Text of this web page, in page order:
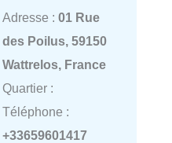
Adresse : 01 Rue
des Poilus, 59150
Wattrelos, France
Quartier :
Téléphone :
+33659601417